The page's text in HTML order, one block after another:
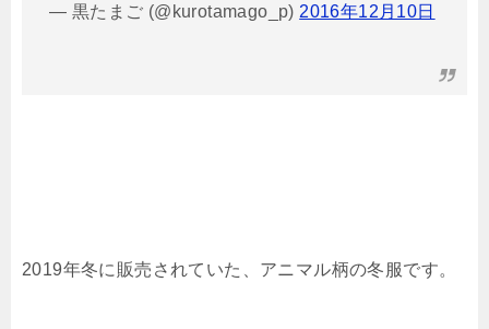
— 黒たまご (@kurotamago_p) 2016年12月10日
2019年冬に販売されていた、アニマル柄の冬服です。